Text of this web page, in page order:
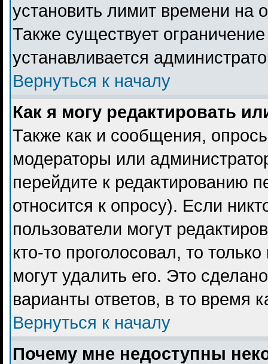
установить лимит времени на
Также существует
устанавливается
Вернуться к началу
Как я могу редактировать
Также как и сообщения,
модераторы или
перейдите к редактированию
относится к опросу). Если
пользователи могут
кто-то проголосовал, то
могут удалить его. Это
варианты ответов, в то время
Вернуться к началу
Почему мне недоступны